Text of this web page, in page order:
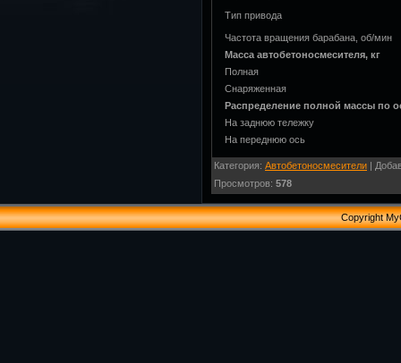
Тип привода
Частота вращения барабана, об/мин
Масса автобетоносмесителя, кг
Полная
Снаряженная
Распределение полной массы по
На заднюю тележку
На переднюю ось
Категория: Автобетоносмесители |
Просмотров: 578
Copyright